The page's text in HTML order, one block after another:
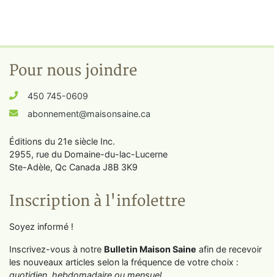
Pour nous joindre
450 745-0609
abonnement@maisonsaine.ca
Éditions du 21e siècle Inc.
2955, rue du Domaine-du-lac-Lucerne
Ste-Adèle, Qc Canada J8B 3K9
Inscription à l'infolettre
Soyez informé !
Inscrivez-vous à notre Bulletin Maison Saine afin de recevoir
les nouveaux articles selon la fréquence de votre choix :
quotidien, hebdomadaire ou mensuel.